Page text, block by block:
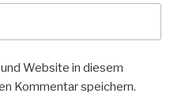
Website in diesem
Kommentar speichern.